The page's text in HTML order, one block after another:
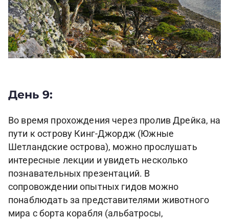
День 9:
Во время прохождения через пролив Дрейка, на
пути к острову Кинг-Джордж (Южные
Шетландские острова), можно прослушать
интересные лекции и увидеть несколько
познавательных презентаций. В
сопровождении опытных гидов можно
понаблюдать за представителями животного
мира с борта корабля (альбатросы,